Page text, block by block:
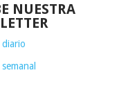
NUESTRA
diario